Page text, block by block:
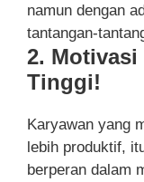
namun dengan
tantangan-
2.
Tinggi!
Karyawan yang
lebih produktif,
berperan dalam